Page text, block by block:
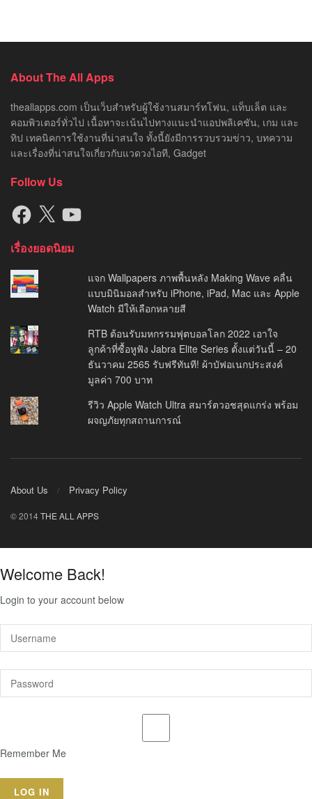
About The All Apps
theallapps.com เป็นเว็บสำหรับผู้ใช้งานสมาร์ทโฟน, แท็บเล็ต และ
คอมพิวเตอร์ทั่วไป เนื้อหาจะเน้นไปทางแนะนำแอปพลิเคชัน, เกม และ
ทิป เทคนิคการใช้งานที่น่าสนใจ ทั้งนี้ยังมีการรวบรวมข่าว, บทความ
และเรื่องที่น่าสนใจเกี่ยวกับแวดวงไอที, Gadget
Follow Us
Facebook
X YouTube
เรื่องยอดนิยม
แจก Wallpapers ภาพพื้นหลัง Making Wave คลื่น
แบบมินิมอลสำหรับ iPhone, iPad, Mac และ Apple
Watch มีให้เลือกหลายสี
RTB ต้อนรับมหกรรมฟุตบอลโลก 2022 เอาใจ
ลูกค้าที่ซื้อหูฟัง Jabra Elite Series ตั้งแต่วันนี้ – 20
ธันวาคม 2565 รับฟรีทันที! ผ้าบัฟอเนกประสงค์
มูลค่า 700 บาท
รีวิว Apple Watch Ultra สมาร์ตวอชสุดแกร่ง พร้อม
ผจญภัยทุกสถานการณ์
About Us Privacy Policy
© 2014THE ALL APPS
Welcome Back!
Login to your account below
Remember Me